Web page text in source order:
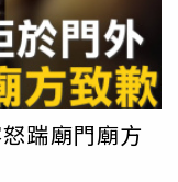
踹廟門廟方